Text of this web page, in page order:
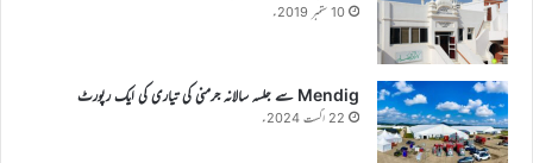
10 ستمبر 2019ء
Mendig سے جلسہ سالانہ جرمنی کی تیاری کی ایک رپورٹ
22 اگست 2024ء